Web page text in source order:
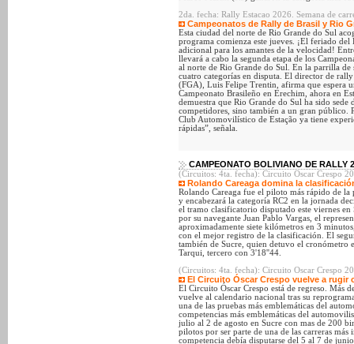
2da. fecha: Rally Estacao 2026. Semana de
Campeonatos de Rally de Brasil y Rio
Esta ciudad del norte de Rio Grande do Sul
programa comienza este jueves. ¡El feriado
adicional para los amantes de la velocidad!
llevará a cabo la segunda etapa de los
al norte de Rio Grande do Sul. En la parrilla
cuatro categorías en disputa. El director de
(FGA), Luis Felipe Trentin, afirma que espera
Campeonato Brasileño en Erechim, ahora en
demuestra que Rio Grande do Sul ha sido
competidores, sino también a un gran público.
Club Automovilístico de Estação ya tiene
rápidas”, señala.
CAMPEONATO BOLIVIANO DE RALLY
(Circuitos: 4ta. fecha): Circuito Oscar Crespo
Rolando Careaga domina la
Rolando Careaga fue el piloto más rápido de
y encabezará la categoría RC2 en la jornada
el tramo clasificatorio disputado este viernes
por su navegante Juan Pablo Vargas, el
aproximadamente siete kilómetros en 3
con el mejor registro de la clasificación. El
también de Sucre, quien detuvo el
Tarqui, tercero con 3'18''44.
(Circuitos: 4ta. fecha): Circuito Oscar Crespo
El Circuito Óscar Crespo vuelve a
El Circuito Óscar Crespo está de regreso. Más
vuelve al calendario nacional tras su
una de las pruebas más emblemáticas del
competencias más emblemáticas del
julio al 2 de agosto en Sucre con mas de 200
pilotos por ser parte de una de las carreras
competencia debía disputarse del 5 al 7 de